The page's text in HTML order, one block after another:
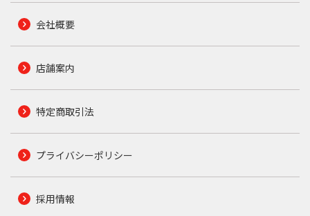
会社概要
店舗案内
特定商取引法
プライバシーポリシー
採用情報